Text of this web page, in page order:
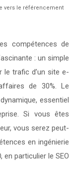
vers le référencement
compétences de
: un simple
le trafic d’un site e-
de 30%. Le
essentiel
Si vous êtes
vous serez peut-
en ingénierie
en particulier le SEO